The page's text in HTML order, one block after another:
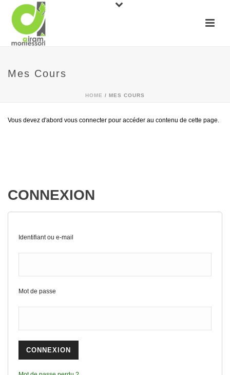
Mes Cours
HOME / MES COURS
Vous devez d'abord vous connecter pour accéder au contenu de cette page.
CONNEXION
Identifiant ou e-mail
Mot de passe